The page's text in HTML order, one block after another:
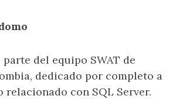
parte del equipo SWAT de
dedicado por completo a
relacionado con SQL Server.